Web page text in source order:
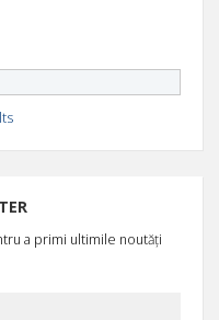
a primi ultimile noutăți